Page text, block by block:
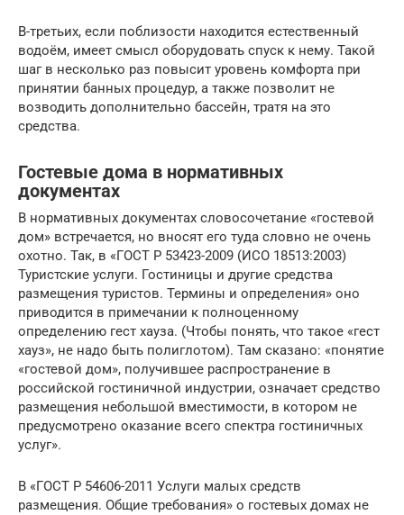
В-третьих, если поблизости находится естественный
водоём, имеет смысл оборудовать спуск к нему. Такой
шаг в несколько раз повысит уровень комфорта при
принятии банных процедур, а также позволит не
возводить дополнительно бассейн, тратя на это
средства.
Гостевые дома в нормативных
документах
В нормативных документах словосочетание «гостевой
дом» встречается, но вносят его туда словно не очень
охотно. Так, в «ГОСТ Р 53423-2009 (ИСО 18513:2003)
Туристские услуги. Гостиницы и другие средства
размещения туристов. Термины и определения» оно
приводится в примечании к полноценному
определению гест хауза. (Чтобы понять, что такое «гест
хауз», не надо быть полиглотом). Там сказано: «понятие
«гостевой дом», получившее распространение в
российской гостиничной индустрии, означает средство
размещения небольшой вместимости, в котором не
предусмотрено оказание всего спектра гостиничных
услуг».
В «ГОСТ Р 54606-2011 Услуги малых средств
размещения. Общие требования» о гостевых домах не